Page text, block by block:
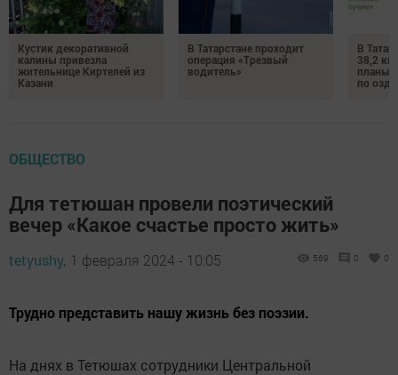
Кустик декоративной
калины привезла
жительнице Киртелей из
Казани
В Татарстане проходит
операция «Трезвый
водитель»
В
38,2 км
планы
по
ОБЩЕСТВО
Для тетюшан провели поэтический
вечер «Какое счастье просто жить»
tetyushy, 1 февраля 2024 - 10:05 569 0 0
Трудно представить нашу жизнь без поэзии.
На днях в Тетюшах сотрудники Центральной